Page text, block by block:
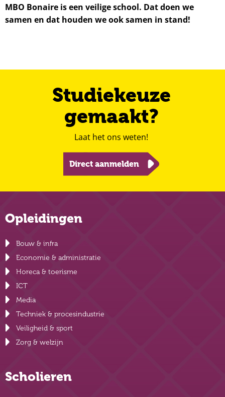
MBO Bonaire is een veilige school. Dat doen we
samen en dat houden we ook samen in stand!
Studiekeuze
gemaakt?
Laat het ons weten!
Direct aanmelden
Opleidingen
Bouw & infra
Economie & administratie
Horeca & toerisme
ICT
Media
Techniek & procesindustrie
Veiligheid & sport
Zorg & welzijn
Scholieren